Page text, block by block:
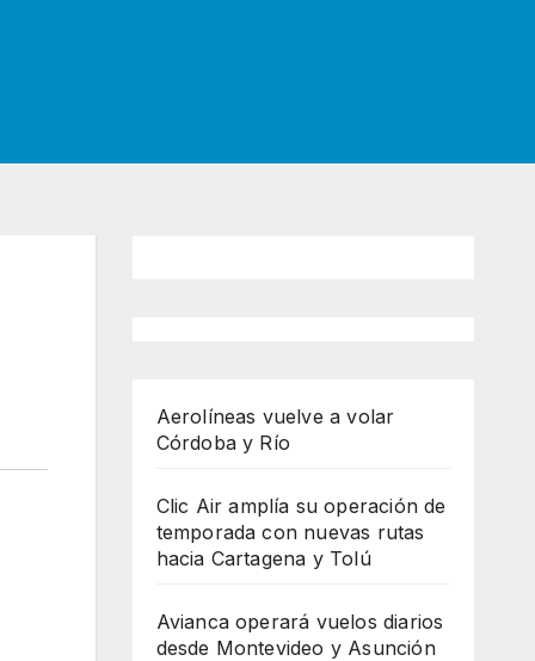
Aerolíneas vuelve a volar
Córdoba y Río
Clic Air amplía su operación de
temporada con nuevas rutas
hacia Cartagena y Tolú
Avianca operará vuelos diarios
desde Montevideo y Asunción